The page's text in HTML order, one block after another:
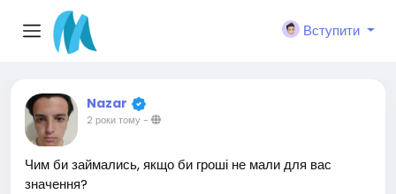
Вступити
Nazar
2 роки тому-
Чим би займались, якщо би гроші не мали для вас
значення?